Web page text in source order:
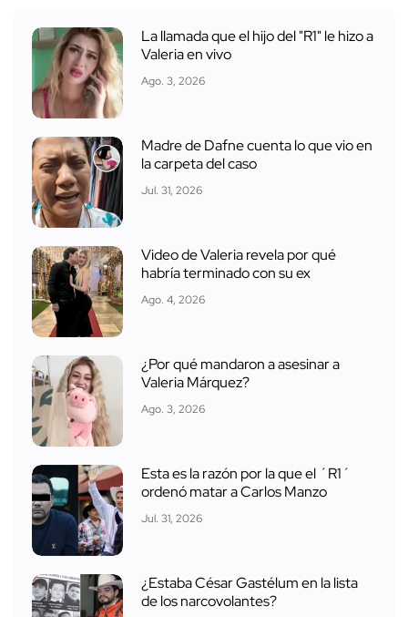
La llamada que el hijo del "R1" le hizo a
Valeria en vivo
Ago. 3, 2026
Madre de Dafne cuenta lo que vio en
la carpeta del caso
Jul. 31, 2026
Video de Valeria revela por qué
habría terminado con su ex
Ago. 4, 2026
¿Por qué mandaron a asesinar a
Valeria Márquez?
Ago. 3, 2026
Esta es la razón por la que el ´R1´
ordenó matar a Carlos Manzo
Jul. 31, 2026
¿Estaba César Gastélum en la lista
de los narcovolantes?